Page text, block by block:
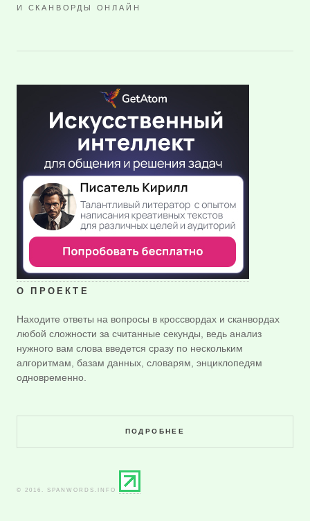
И СКАНВОРДЫ ОНЛАЙН
О ПРОЕКТЕ
Находите ответы на вопросы в кроссвордах и сканвордах
любой сложности за считанные секунды, ведь анализ
нужного вам слова введется сразу по нескольким
алгоритмам, базам данных, словарям, энциклопедям
одновременно.
ПОДРОБНЕЕ
© 2016. SPANWORDS.INFO